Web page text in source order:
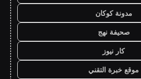
مدونة كوكان
صحيفة نهج
كار نيوز
موقع خبرة التقني